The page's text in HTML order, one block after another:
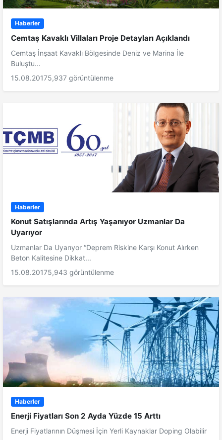
Haberler
Cemtaş Kavaklı Villaları Proje Detayları Açıklandı
Cemtaş İnşaat Kavaklı Bölgesinde Deniz ve Marina İle
Buluştu...
15.08.20175,937 görüntülenme
Haberler
Konut Satışlarında Artış Yaşanıyor Uzmanlar Da
Uyarıyor
Uzmanlar Da Uyarıyor “Deprem Riskine Karşı Konut Alırken
Beton Kalitesine Dikkat...
15.08.20175,943 görüntülenme
Haberler
Enerji Fiyatları Son 2 Ayda Yüzde 15 Arttı
Enerji Fiyatlarının Düşmesi İçin Yerli Kaynaklar Doping Olabilir